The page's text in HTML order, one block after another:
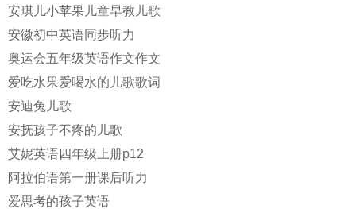
安琪儿小苹果儿童早教儿歌
安徽初中英语同步听力
奥运会五年级英语作文作文
爱吃水果爱喝水的儿歌歌词
安迪兔儿歌
安抚孩子不疼的儿歌
艾妮英语四年级上册p12
阿拉伯语第一册课后听力
爱思考的孩子英语